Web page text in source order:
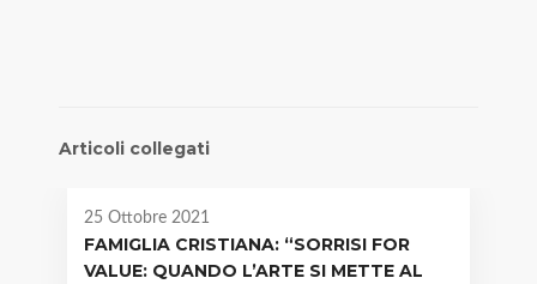
Articoli collegati
25 Ottobre 2021
FAMIGLIA CRISTIANA: “SORRISI FOR
VALUE: QUANDO L’ARTE SI METTE AL